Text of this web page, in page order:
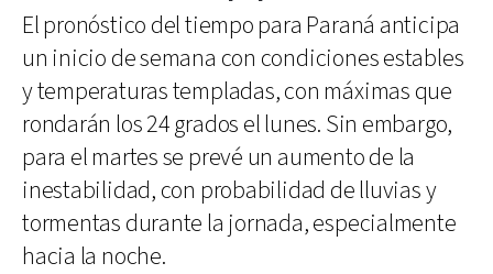
El pronóstico del tiempo para Paraná anticipa
un inicio de semana con condiciones estables
y temperaturas templadas, con máximas que
rondarán los 24 grados el lunes. Sin embargo,
para el martes se prevé un aumento de la
inestabilidad, con probabilidad de lluvias y
tormentas durante la jornada, especialmente
hacia la noche.